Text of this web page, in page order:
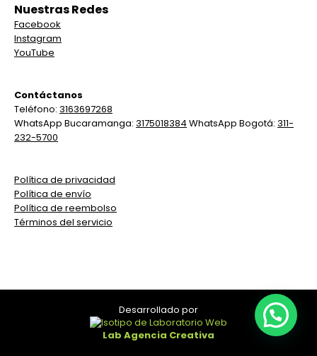
Nuestras Redes
Facebook
Instagram
YouTube
Contáctanos
Teléfono: 3163697268
WhatsApp Bucaramanga: 3175018384 WhatsApp Bogotá: 311-
232-5700
Política de privacidad
Política de envío
Política de reembolso
Términos del servicio
Desarrollado por
Lab Agencia Creativa